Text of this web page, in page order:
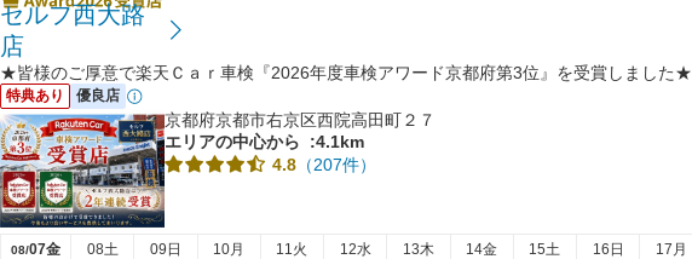
セルフ西大路
店
★皆様のご厚意で楽天Ｃａｒ車検『2026年度車検アワード京都府第3位』を受賞しました★
特典あり 優良店
京都府京都市右京区西院高田町２７
エリアの中心から
:4.1km
4.8 （207件）
08/07金 08土 09日 10月 11火 12水 13木 14金 15土 16日 17月